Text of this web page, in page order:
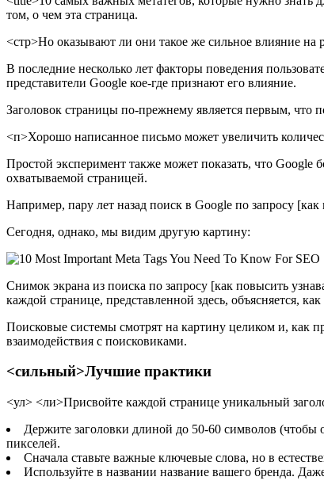
том, о чем эта страница.
<стр>Но оказывают ли они такое же сильное влияние
В последние несколько лет факторы поведения
представители Google кое-где признают его влияние.
Заголовок страницы по-прежнему является первым, что
<п>Хорошо написанное письмо может увеличить
Простой эксперимент также может показать, что Google
охватываемой страницей.
Например, пару лет назад поиск в Google по запросу
Сегодня, однако, мы видим другую картину:
Снимок экрана из поиска по запросу [как повысить
каждой странице, представленной здесь, объясняется,
Поисковые системы смотрят на картину целиком и, как
взаимодействия с поисковиками.
<сильный>Лучшие практики
<ул> <ли>Присвойте каждой странице уникальный
Держите заголовки длиной до 50-60 символов (чтобы
пикселей.
Сначала ставьте важные ключевые слова, но в
Используйте в названии название вашего бренда.